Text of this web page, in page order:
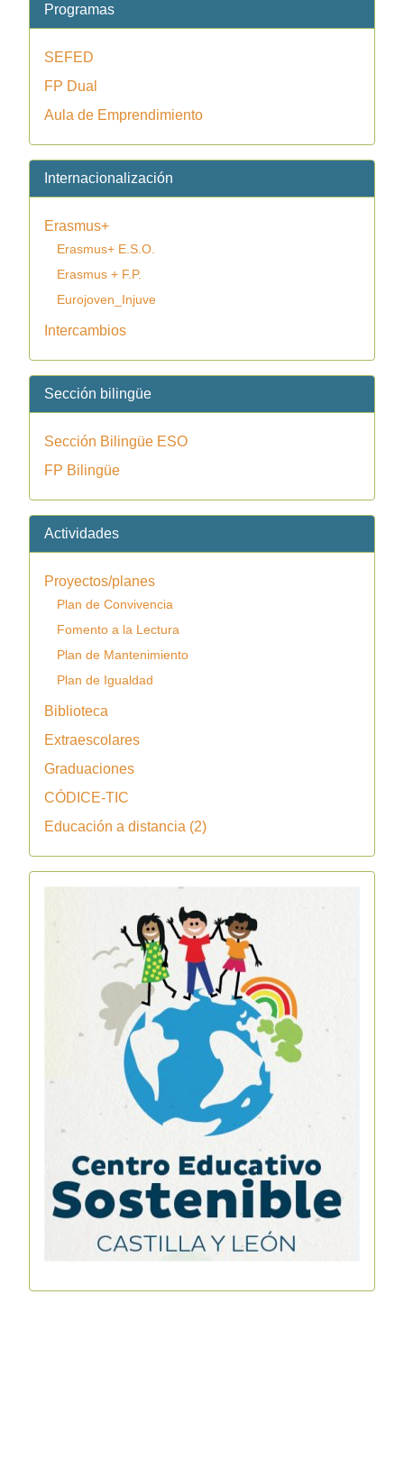
Programas
SEFED
FP Dual
Aula de Emprendimiento
Internacionalización
Erasmus+
Erasmus+ E.S.O.
Erasmus + F.P.
Eurojoven_Injuve
Intercambios
Sección bilingüe
Sección Bilingüe ESO
FP Bilingüe
Actividades
Proyectos/planes
Plan de Convivencia
Fomento a la Lectura
Plan de Mantenimiento
Plan de Igualdad
Biblioteca
Extraescolares
Graduaciones
CÓDICE-TIC
Educación a distancia (2)